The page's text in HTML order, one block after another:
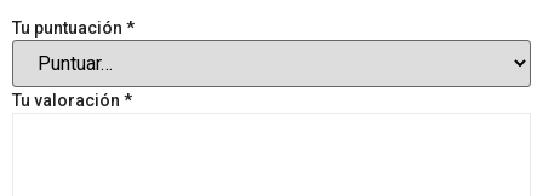
Tu puntuación *
Tu valoración *